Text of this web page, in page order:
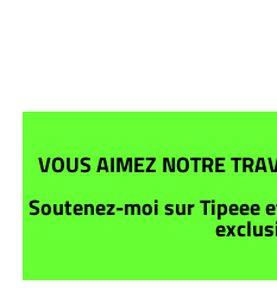
VOUS AIMEZ NOTRE
Soutenez-moi sur Tipeee